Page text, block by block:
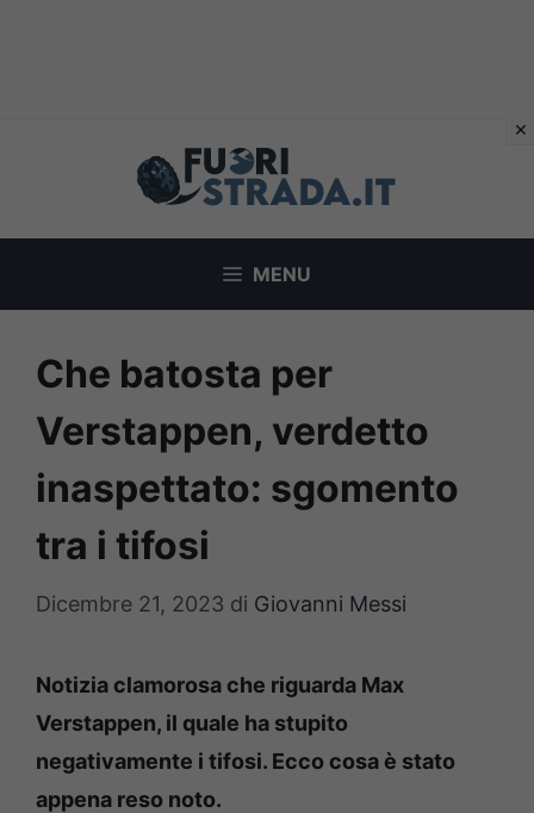
MENU
Che batosta per
Verstappen, verdetto
inaspettato: sgomento
tra i tifosi
Dicembre 21, 2023 di Giovanni Messi
Notizia clamorosa che riguarda Max
Verstappen, il quale ha stupito
negativamente i tifosi. Ecco cosa è stato
appena reso noto.